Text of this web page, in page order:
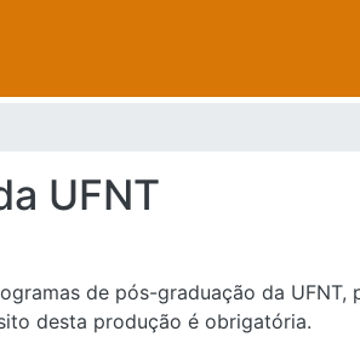
UFNT
de pós-graduação da UFNT,
desta produção é obrigatória.